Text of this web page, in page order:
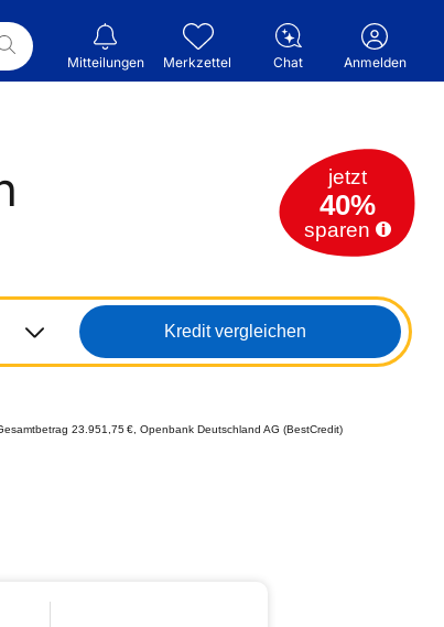
Mitteilungen Merkzettel Chat Anmelden
jetzt
40%
sparen
Kredit vergleichen
23.951,75 €, Openbank Deutschland AG (BestCredit)